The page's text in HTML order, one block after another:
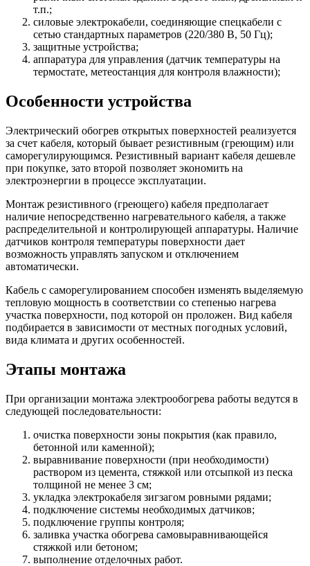
т.п.;
силовые электрокабели, соединяющие спецкабели с
сетью стандартных параметров (220/380 В, 50 Гц);
защитные устройства;
аппаратура для управления (датчик температуры на
термостате, метеостанция для контроля влажности);
Особенности устройства
Электрический обогрев открытых поверхностей реализуется
за счет кабеля, который бывает резистивным (греющим) или
саморегулирующимся. Резистивный вариант кабеля дешевле
при покупке, зато второй позволяет экономить на
электроэнергии в процессе эксплуатации.
Монтаж резистивного (греющего) кабеля предполагает
наличие непосредственно нагревательного кабеля, а также
распределительной и контролирующей аппаратуры. Наличие
датчиков контроля температуры поверхности дает
возможность управлять запуском и отключением
автоматически.
Кабель с саморегулированием способен изменять выделяемую
тепловую мощность в соответствии со степенью нагрева
участка поверхности, под которой он проложен. Вид кабеля
подбирается в зависимости от местных погодных условий,
вида климата и других особенностей.
Этапы монтажа
При организации монтажа электрообогрева работы ведутся в
следующей последовательности:
очистка поверхности зоны покрытия (как правило,
бетонной или каменной);
выравнивание поверхности (при необходимости)
раствором из цемента, стяжкой или отсыпкой из песка
толщиной не менее 3 см;
укладка электрокабеля зигзагом ровными рядами;
подключение системы необходимых датчиков;
подключение группы контроля;
заливка участка обогрева самовыравнивающейся
стяжкой или бетоном;
выполнение отделочных работ.